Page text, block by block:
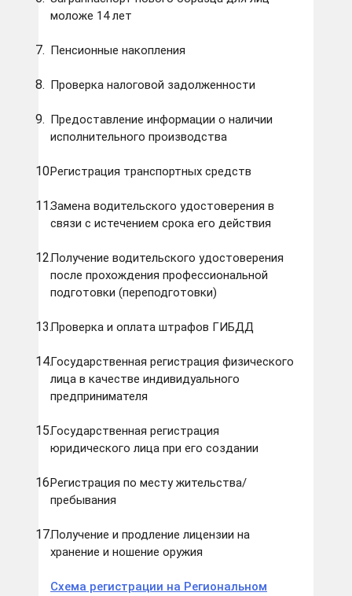
моложе 14 лет
Пенсионные накопления
Проверка налоговой задолженности
Предоставление информации о наличии
исполнительного производства
Регистрация транспортных средств
Замена водительского удостоверения в
связи с истечением срока его действия
Получение водительского удостоверения
после прохождения профессиональной
подготовки (переподготовки)
Проверка и оплата штрафов ГИБДД
Государственная регистрация физического
лица в качестве индивидуального
предпринимателя
Государственная регистрация
юридического лица при его создании
Регистрация по месту жительства/
пребывания
Получение и продление лицензии на
хранение и ношение оружия
Схема регистрации на Региональном